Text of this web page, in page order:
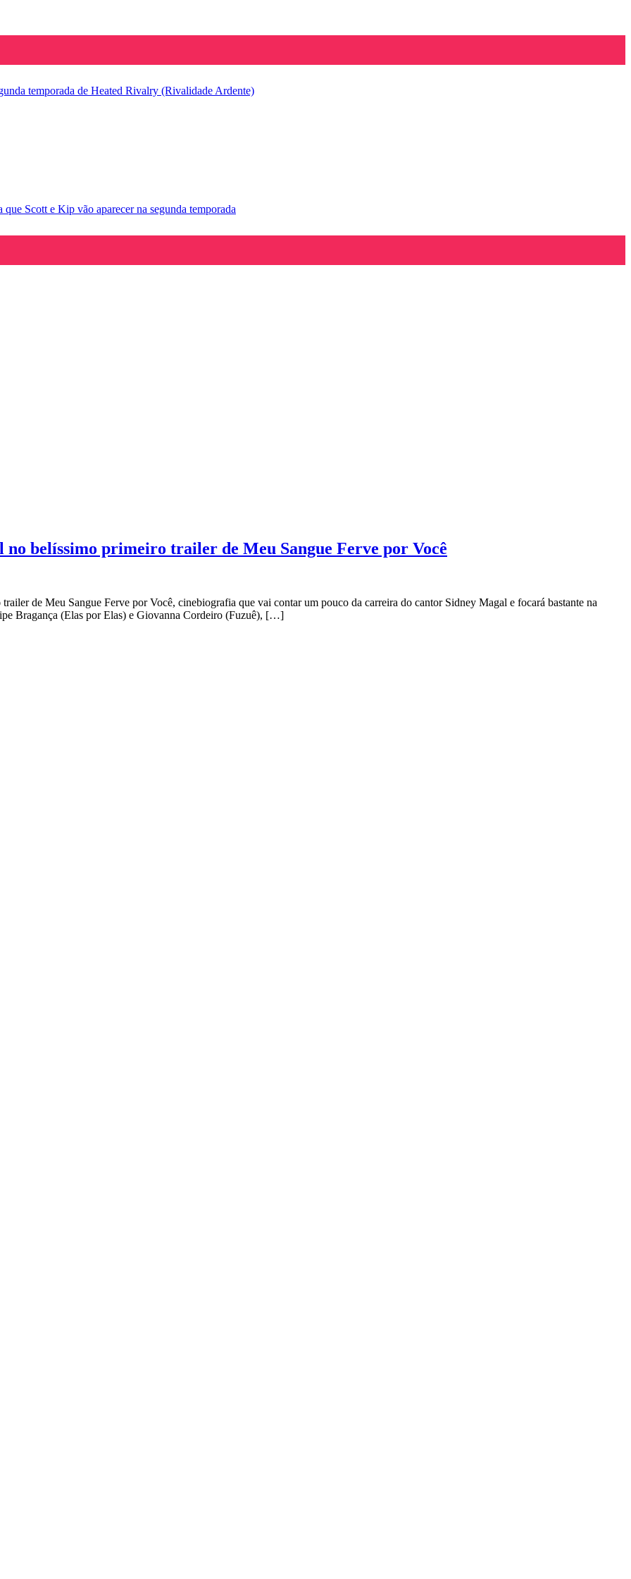
temporada de Heated Rivalry (Rivalidade Ardente)
Scott e Kip vão aparecer na segunda temporada
belíssimo primeiro trailer de Meu Sangue Ferve por Você
de Meu Sangue Ferve por Você, cinebiografia que vai contar um pouco da carreira do cantor Sidney Magal e focará bastante na
Bragança (Elas por Elas) e Giovanna Cordeiro (Fuzuê), […]